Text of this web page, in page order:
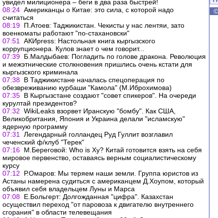
увидел милиционера – беги в два раза быстрей!
08:24 Американцы о Китае: это сила, с которой надо
считаться
08:19 П.Атоев: Таджикистан. Чекисты у нас лентяи, зато
военкоматы работают "по-стахановски"
07:51
АКИpress: Настольная книга кыргызского
коррупционера. Кулов знает о чем говорит...
07:39 Б.Малдыбаев: Погладить по голове дракона. Революция
и межэтнические столкновения пришлись очень кстати для
кыргызского криминала
07:38 В Таджикистане началась спецоперация по
обезвреживанию курбаши "Камола" (М.Иброхимова)
07:35 В Кыргызстане создают "совет спикеров". На очереди
курултай президентов?
07:32 WikiLeaks взорвет Иранскую "бомбу". Как США,
Великобритания, Япония и Украина делали "исламскую"
ядерную программу
07:31
Легендарный голландец Руд Гуллит возглавил
чеченский ф/клуб "Терек"
07:16 М.Береговой: Who is Ху? Китай готовится взять на себя
мировое первенство, оставаясь верным социалистическому
курсу
07:12
Р.Омаров: Мы теряем наши земли. Группа юристов из
Астаны намерена судиться с американцем Д.Хоупом, который
объявил себя владельцем Луны и Марса
07:08 Е.Больгерт: Долгожданная "цифра". Казахстан
осуществил переход "от паровоза к двигателю внутреннего
сгорания" в области телевещания
©